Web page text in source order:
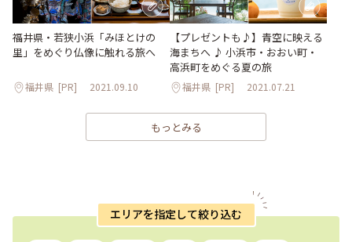
福井県・若狭小浜「みほとけの
里」をめぐり仏像に触れる旅へ
福井県 [PR] 2021.09.10
【プレゼントも♪】青空に映える
海まちへ ♪ 小浜市・おおい町・
高浜町をめぐる夏の旅
福井県 [PR] 2021.07.21
もっとみる
エリアを指定して絞り込む